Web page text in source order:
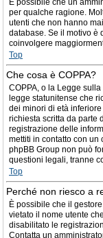
È possibile che un
per qualche ragione.
utenti che non hanno
database. Se il motivo è
coinvolgere
Top
Che cosa è COPPA?
COPPA, o la Legge
legge statunitense che
dei minori di età
richiesta scritta da parte
registrazione delle
mettiti in contatto con un
phpBB Group non può
questioni legali, tranne
Top
Perché non riesco a
È possibile che il
vietato il nome utente
disabilitato le
Contatta un